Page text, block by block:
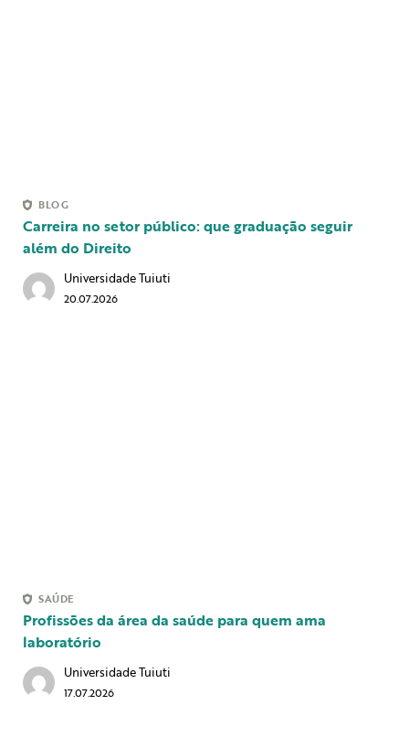
BLOG
Carreira no setor público: que graduação seguir
além do Direito
Universidade Tuiuti
20.07.2026
SAÚDE
Profissões da área da saúde para quem ama
laboratório
Universidade Tuiuti
17.07.2026